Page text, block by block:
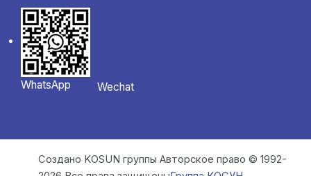
WhatsApp Wechat
Создано KOSUN группы Авторское право © 1992-